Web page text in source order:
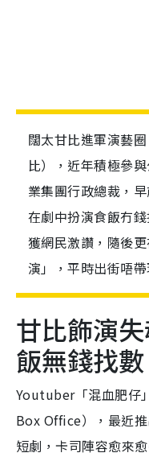
闊太甘比進軍演藝
比），近年積極參
業集團行政總裁，
在劇中扮演食飯冇
獲網民激讚，隨後
演」，平時出街唔
甘比飾演
飯無錢找數
Youtuber「混血肥仔
Box Office），最近推
短劇，卡司陣容愈來